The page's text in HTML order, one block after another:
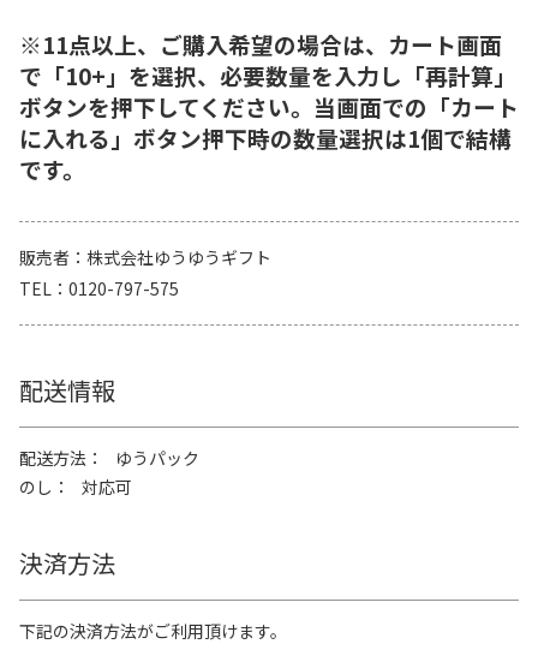
※11点以上、ご購入希望の場合は、カート画面
で「10+」を選択、必要数量を入力し「再計算」
ボタンを押下してください。当画面での「カート
に入れる」ボタン押下時の数量選択は1個で結構
です。
販売者
株式会社ゆうゆうギフト
TEL
0120-797-575
配送情報
配送方法
ゆうパック
のし
対応可
決済方法
下記の決済方法がご利用頂けます。